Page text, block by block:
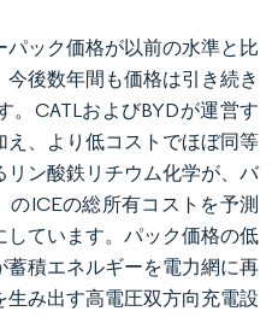
パック価格が以前の水準と比
後数年間も価格は引き続き
。CATLおよびBYDが運営す
え、より低コストでほぼ同等
ン酸鉄リチウム化学が、バ
のICEの総所有コストを予測
しています。パック価格の低
積エネルギーを電力網に再
み出す高電圧双方向充電設